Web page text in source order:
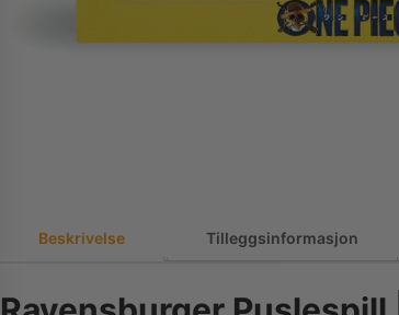
Beskrivelse Tilleggsinformasjon